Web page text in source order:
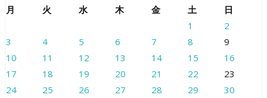
月
火 水 木 金 土
日
1
2
3
4 5 6 7 8
9
10
11 12 13 14 15
16
17
18 19 20 21 22
23
24
25 26 27 28 29 30